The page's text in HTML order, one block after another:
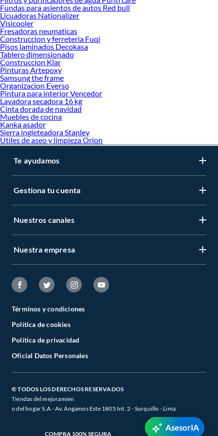
Fundas para asientos de autos Red bull
Licuadoras Nationalizer
Visicooler
Fresadoras neumaticas
Construccion y ferreteria Fuqi
Pisos laminados Decokasa
Tablero dimensionado
Construccion Klar
Pinturas Artepoxy
Samsung the frame
Organizacion Everso
Pintura para interior Vencedor
Lavadora secadora 16 kg
Cinta dorada de navidad
Muebles de cocina
Kanka asador
Sierra ingleteadora Stanley
Utiles de aseo y limpieza Orion
Te ayudamos
Gestiona tu cuenta
Nuestros canales
Nuestra empresa
Términos y condiciones
Política de cookies
Política de privacidad
Oficial Datos Personales
© TODOS LOS DERECHOS RESERVADOS
Tiendas del mejoramien
o del hogar S.A - Av. Angamos Este 1805 Int. 2 - Surquillo - Lima
COMPRA 100% SEGURA
AsesorIA